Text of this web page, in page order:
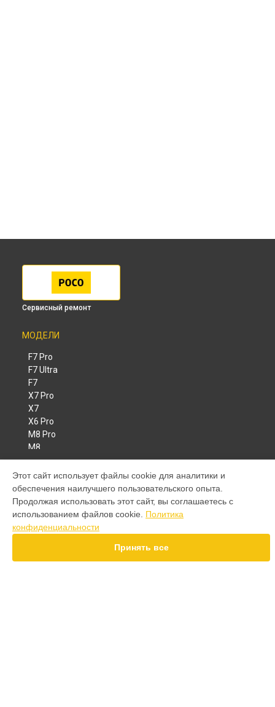
Сервисный ремонт
МОДЕЛИ
F7 Pro
F7 Ultra
F7
X7 Pro
X7
X6 Pro
M8 Pro
M8
M7 Pro
X6
X4
F4
X5 Pro 5G
F3
M3 Pro
СТРАНИЦЫ
Контакты
Карта сайта
КОНТАКТЫ
Этот сайт использует файлы cookie для аналитики и
обеспечения наилучшего пользовательского опыта.
Продолжая использовать этот сайт, вы соглашаетесь с
использованием файлов cookie. Политика
конфиденциальности
Принять все